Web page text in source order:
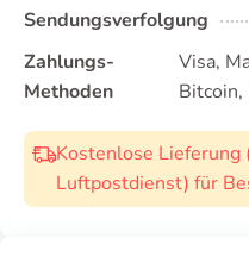
Sendungsverfolgung
Zahlungs-
Methoden
Visa,
Bitcoin,
Kostenlose Lieferung
Luftpostdienst) für